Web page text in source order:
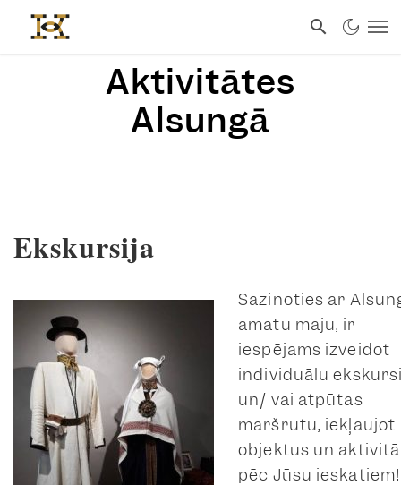
Aktivitātes
Alsungā
Ekskursija
Sazinoties ar
amatu māju, ir
iespējams izveidot
individuālu
un/ vai atpūtas
maršrutu, iekļaujot
objektus un
pēc Jūsu